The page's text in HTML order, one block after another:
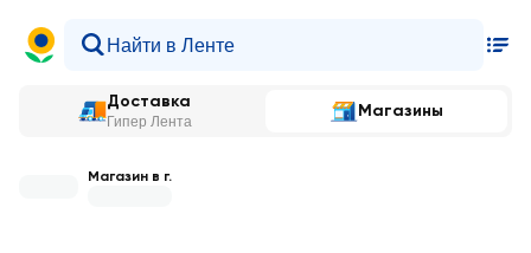
Доставка
Гипер Лента
Магазины
Магазин в г.